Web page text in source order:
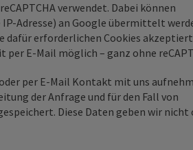
verwendet. Dabei können
Adresse) an Google übermittelt
dafür erforderlichen Cookies
E-Mail möglich – ganz ohne
per E-Mail Kontakt mit uns
der Anfrage und für den Fall von
Diese Daten geben wir nicht